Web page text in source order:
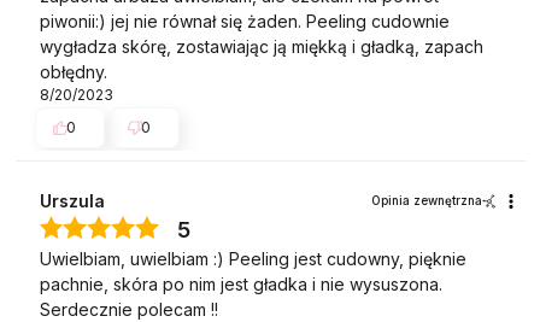
piwonii:) jej nie równał się żaden. Peeling cudownie
wygładza skórę, zostawiając ją miękką i gładką, zapach
obłędny.
8/20/2023
0
0
Urszula Opinia zewnętrzna
5
Uwielbiam, uwielbiam :) Peeling jest cudowny, pięknie
pachnie, skóra po nim jest gładka i nie wysuszona.
Serdecznie polecam !!